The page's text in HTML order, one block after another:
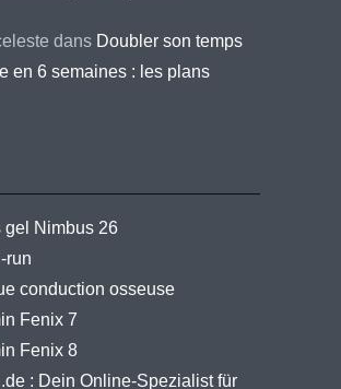
dans Doubler son temps
en 6 semaines : les plans
gel Nimbus 26
run
conduction osseuse
Fenix 7
Fenix 8
: Dein Online-Spezialist für